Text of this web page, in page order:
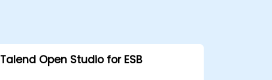
Talend Open Studio for ESB